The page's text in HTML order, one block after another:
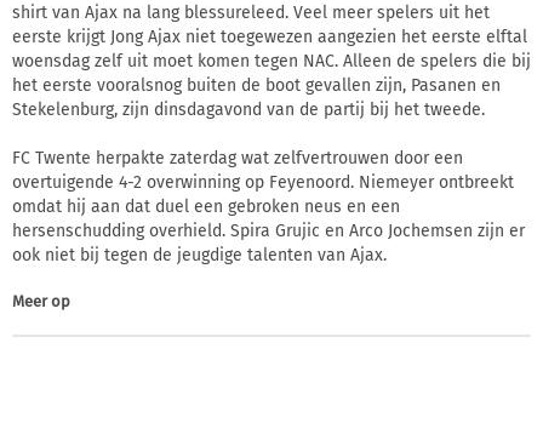
shirt van Ajax na lang blessureleed. Veel meer spelers uit het
eerste krijgt Jong Ajax niet toegewezen aangezien het eerste elftal
woensdag zelf uit moet komen tegen NAC. Alleen de spelers die bij
het eerste vooralsnog buiten de boot gevallen zijn, Pasanen en
Stekelenburg, zijn dinsdagavond van de partij bij het tweede.
FC Twente herpakte zaterdag wat zelfvertrouwen door een
overtuigende 4-2 overwinning op Feyenoord. Niemeyer ontbreekt
omdat hij aan dat duel een gebroken neus en een
hersenschudding overhield. Spira Grujic en Arco Jochemsen zijn er
ook niet bij tegen de jeugdige talenten van Ajax.
Meer op